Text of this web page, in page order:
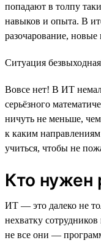
попадают в толпу
навыков и опыта. В
разочарование,
Ситуация
Вовсе нет! В ИТ
серьёзного
ничуть не меньше,
к каким
учиться, чтобы не
Кто нужен
ИТ — это далеко не
нехватку
не все они —